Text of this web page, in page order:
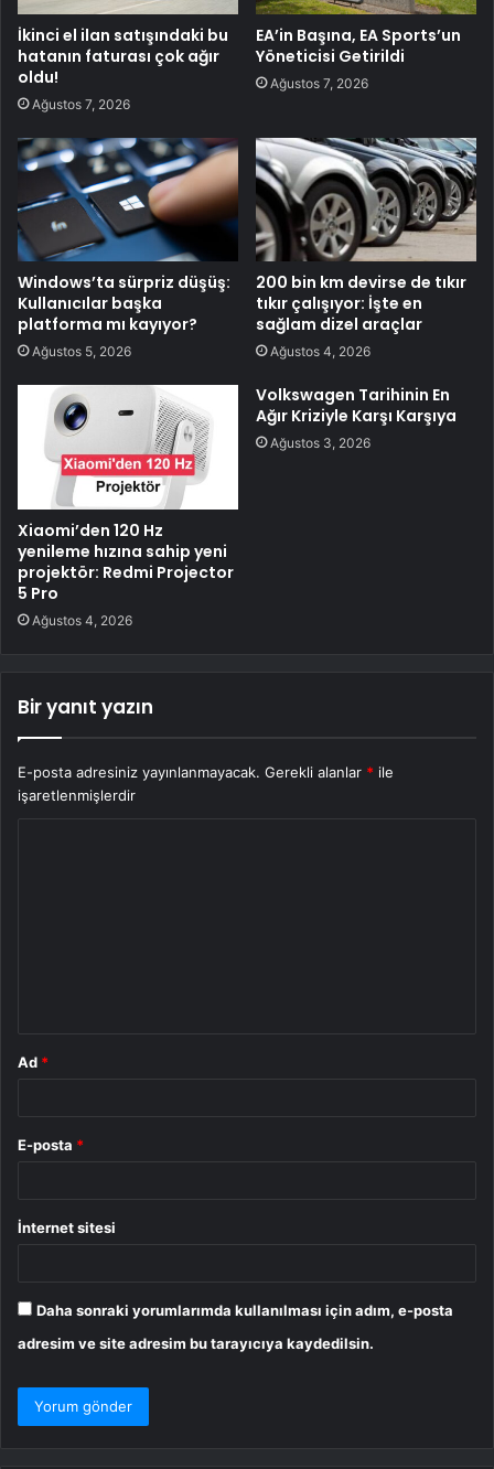
İkinci el ilan satışındaki bu
hatanın faturası çok ağır
oldu!
Ağustos 7, 2026
EA’in Başına, EA Sports’un
Yöneticisi Getirildi
Ağustos 7, 2026
Windows’ta sürpriz düşüş:
Kullanıcılar başka
platforma mı kayıyor?
Ağustos 5, 2026
200 bin km devirse de tıkır
tıkır çalışıyor: İşte en
sağlam dizel araçlar
Ağustos 4, 2026
Xiaomi’den 120 Hz
yenileme hızına sahip yeni
projektör: Redmi Projector
5 Pro
Ağustos 4, 2026
Volkswagen Tarihinin En
Ağır Kriziyle Karşı Karşıya
Ağustos 3, 2026
Bir yanıt yazın
E-posta adresiniz yayınlanmayacak. Gerekli alanlar * ile
işaretlenmişlerdir
Ad *
E-posta *
İnternet sitesi
Daha sonraki yorumlarımda kullanılması için adım, e-posta
adresim ve site adresim bu tarayıcıya kaydedilsin.